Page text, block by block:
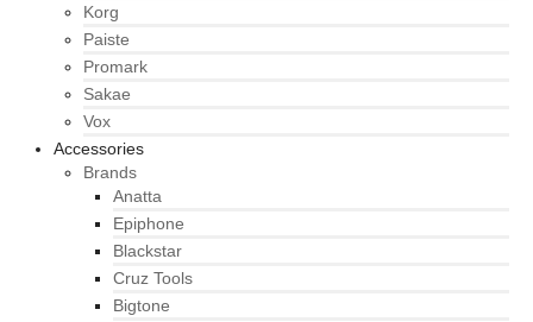
Korg
Paiste
Promark
Sakae
Vox
Accessories
Brands
Anatta
Epiphone
Blackstar
Cruz Tools
Bigtone